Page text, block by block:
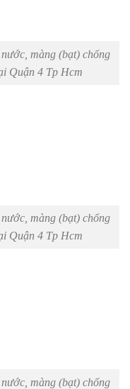
màng (bạt) chống
Quận 4 Tp Hcm
màng (bạt) chống
Quận 4 Tp Hcm
màng (bạt) chống